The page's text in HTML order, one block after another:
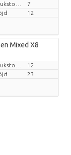
7
12
Mixed X8
12
23